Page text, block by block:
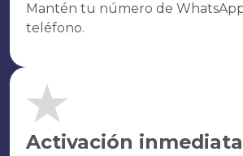
Mantén tu número de
teléfono.
Activación inmediata